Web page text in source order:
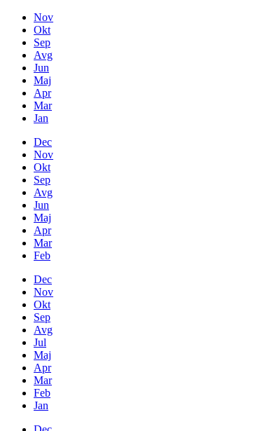
Nov
Okt
Sep
Avg
Jun
Maj
Apr
Mar
Jan
Dec
Nov
Okt
Sep
Avg
Jun
Maj
Apr
Mar
Feb
Dec
Nov
Okt
Sep
Avg
Jul
Maj
Apr
Mar
Feb
Jan